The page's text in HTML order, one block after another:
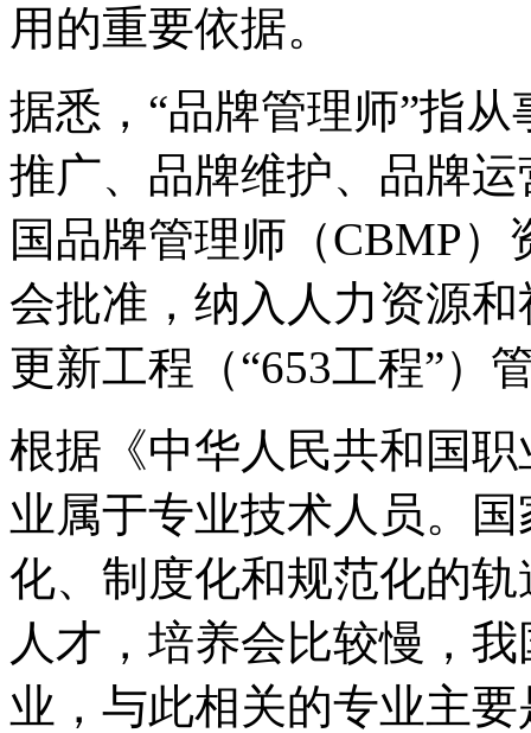
用的重要依据。
据悉，“品牌管理师”指
推广、品牌维护、品牌
国品牌管理师（CBMP
会批准，纳入人力资源
更新工程（“653工程”）
根据《中华人民共和国
业属于专业技术人员。
化、制度化和规范化的
人才，培养会比较慢，
业，与此相关的专业主